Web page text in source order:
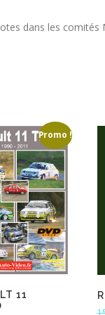
dans les comités
Promo !
11